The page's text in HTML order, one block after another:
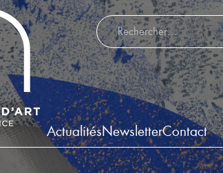
Rechercher :
ActualitésNewsletterContact